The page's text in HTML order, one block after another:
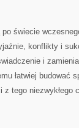
świecie
konflikty i
i
łatwiej budować
tego niezwykłego